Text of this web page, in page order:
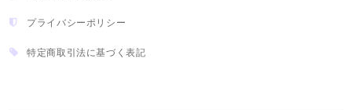
プライバシーポリシー
特定商取引法に基づく表記